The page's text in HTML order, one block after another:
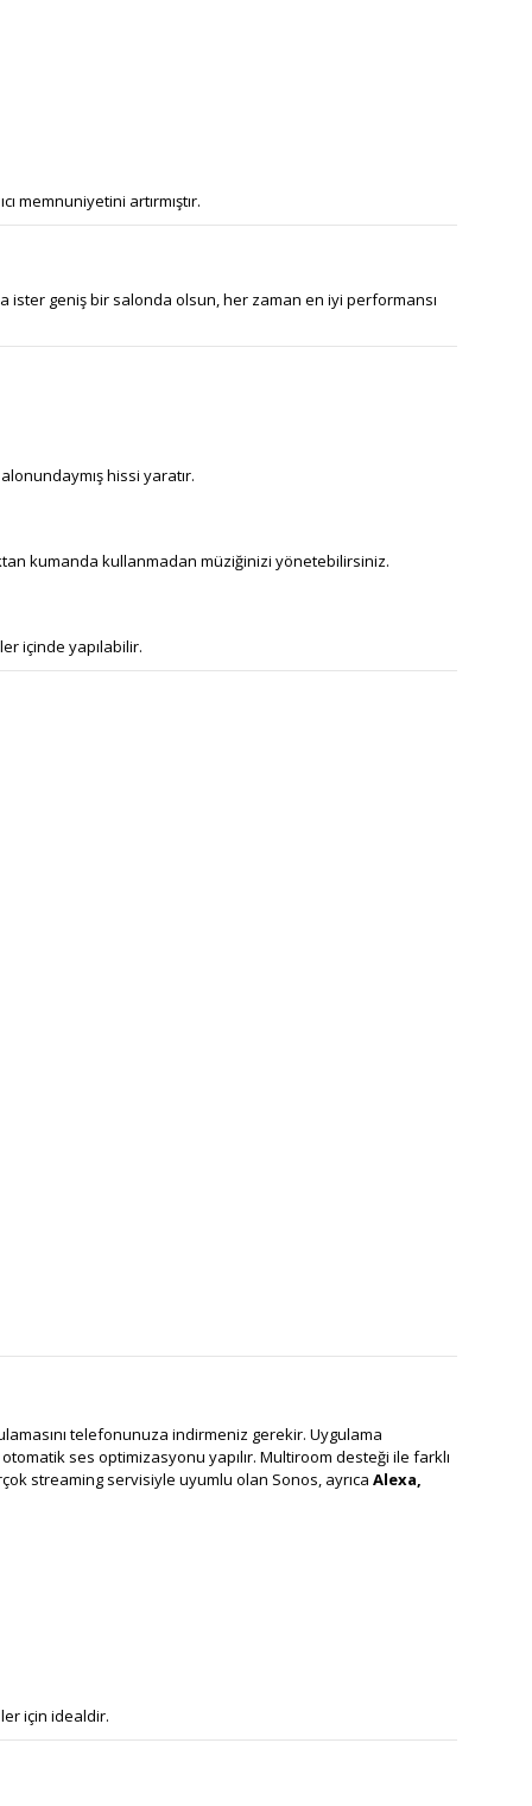
memnuniyetini artırmıştır.
ister geniş bir salonda olsun, her zaman en iyi performansı
hissi yaratır.
kumanda kullanmadan müziğinizi yönetebilirsiniz.
içinde yapılabilir.
telefonunuza indirmeniz gerekir. Uygulama
ses optimizasyonu yapılır. Multiroom desteği ile farklı
streaming servisiyle uyumlu olan Sonos, ayrıca Alexa,
için idealdir.